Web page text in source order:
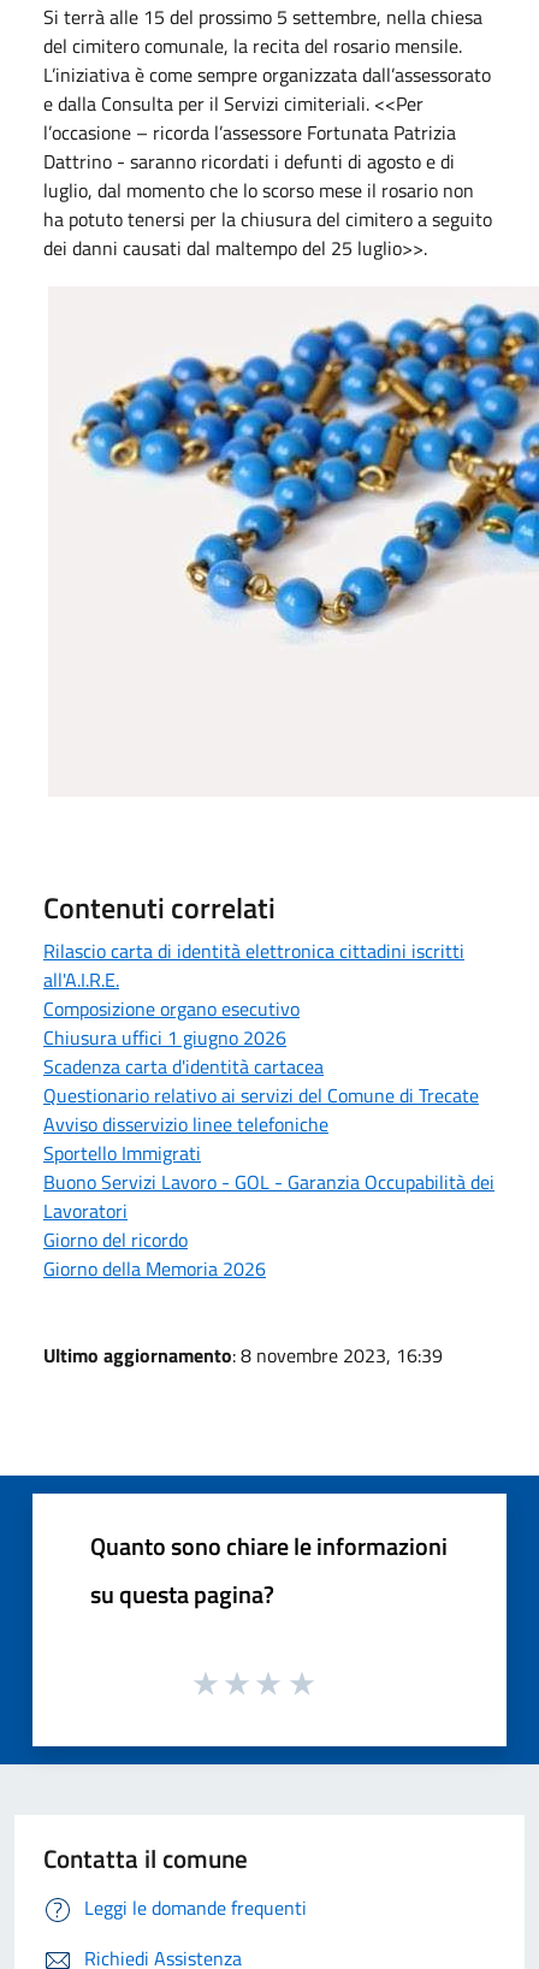
Si terrà alle 15 del prossimo 5 settembre, nella chiesa
del cimitero comunale, la recita del rosario mensile.
L’iniziativa è come sempre organizzata dall’assessorato
e dalla Consulta per il Servizi cimiteriali. <<Per
l’occasione – ricorda l’assessore Fortunata Patrizia
Dattrino - saranno ricordati i defunti di agosto e di
luglio, dal momento che lo scorso mese il rosario non
ha potuto tenersi per la chiusura del cimitero a seguito
dei danni causati dal maltempo del 25 luglio>>.
Contenuti correlati
Rilascio carta di identità elettronica cittadini iscritti
all'A.I.R.E.
Composizione organo esecutivo
Chiusura uffici 1 giugno 2026
Scadenza carta d'identità cartacea
Questionario relativo ai servizi del Comune di Trecate
Avviso disservizio linee telefoniche
Sportello Immigrati
Buono Servizi Lavoro - GOL - Garanzia Occupabilità dei
Lavoratori
Giorno del ricordo
Giorno della Memoria 2026
Ultimo aggiornamento: 8 novembre 2023, 16:39
Quanto sono chiare le informazioni
su questa pagina?
Contatta il comune
Leggi le domande frequenti
Richiedi Assistenza